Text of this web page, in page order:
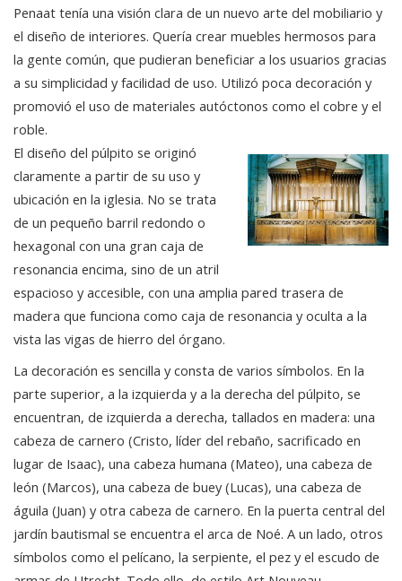
Penaat tenía una visión clara de un nuevo arte del mobiliario y
el diseño de interiores. Quería crear muebles hermosos para
la gente común, que pudieran beneficiar a los usuarios gracias
a su simplicidad y facilidad de uso. Utilizó poca decoración y
promovió el uso de materiales autóctonos como el cobre y el
roble.
El diseño del púlpito se originó
claramente a partir de su uso y
ubicación en la iglesia. No se trata
de un pequeño barril redondo o
hexagonal con una gran caja de
resonancia encima, sino de un atril
espacioso y accesible, con una amplia pared trasera de
madera que funciona como caja de resonancia y oculta a la
vista las vigas de hierro del órgano.
La decoración es sencilla y consta de varios símbolos. En la
parte superior, a la izquierda y a la derecha del púlpito, se
encuentran, de izquierda a derecha, tallados en madera: una
cabeza de carnero (Cristo, líder del rebaño, sacrificado en
lugar de Isaac), una cabeza humana (Mateo), una cabeza de
león (Marcos), una cabeza de buey (Lucas), una cabeza de
águila (Juan) y otra cabeza de carnero. En la puerta central del
jardín bautismal se encuentra el arca de Noé. A un lado, otros
símbolos como el pelícano, la serpiente, el pez y el escudo de